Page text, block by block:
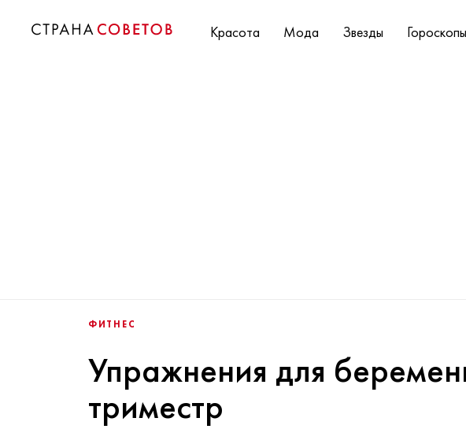
Красота Мода Звезды Гороскопы
ФИТНЕС
Упражнения для
триместр